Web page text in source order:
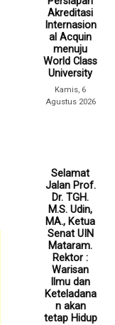
Akreditasi
Internasion
al Acquin
menuju
World Class
University
Kamis, 6
Agustus 2026
Selamat
Jalan Prof.
Dr. TGH.
M.S. Udin,
MA., Ketua
Senat UIN
Mataram.
Rektor :
Warisan
Ilmu dan
Keteladana
n akan
tetap Hidup